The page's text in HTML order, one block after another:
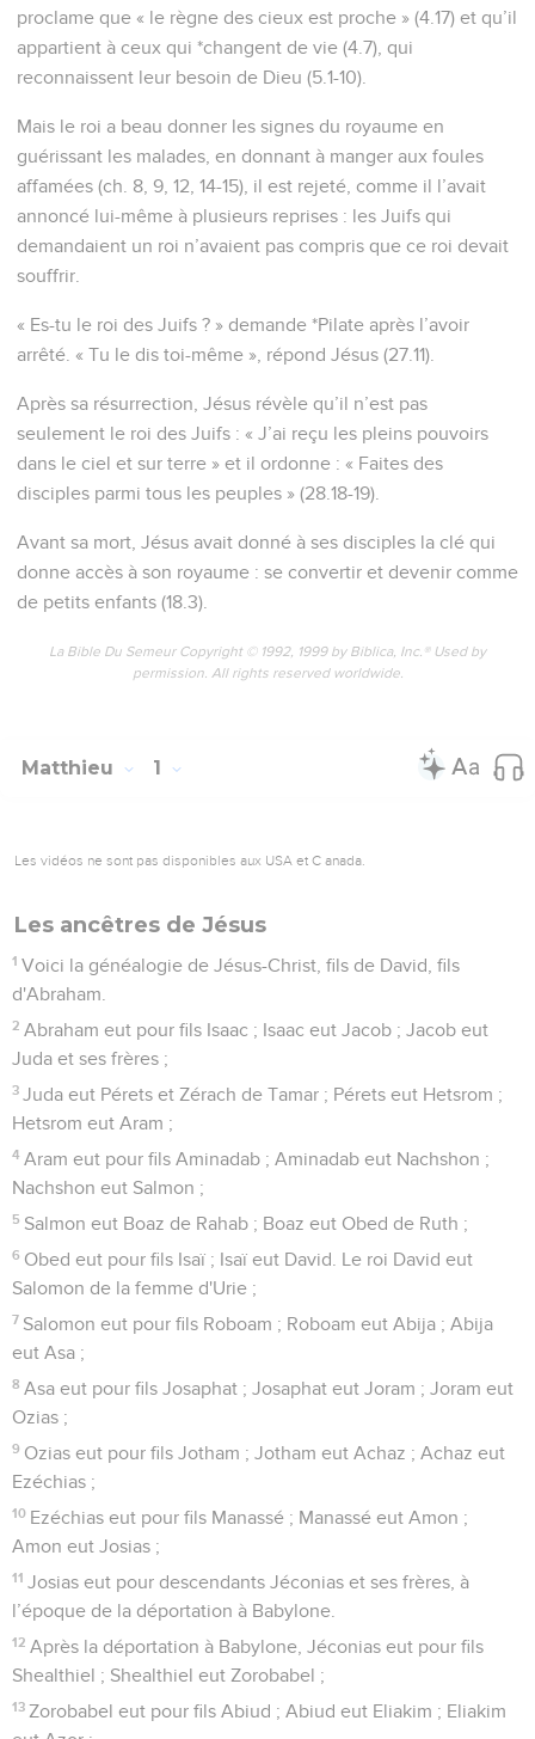
proclame que « le règne des cieux est proche » (4.17) et qu’il
appartient à ceux qui *changent de vie (4.7), qui
reconnaissent leur besoin de Dieu (5.1-10).
Mais le roi a beau donner les signes du royaume en
guérissant les malades, en donnant à manger aux foules
affamées (ch. 8, 9, 12, 14-15), il est rejeté, comme il l’avait
annoncé lui-même à plusieurs reprises : les Juifs qui
demandaient un roi n’avaient pas compris que ce roi devait
souffrir.
« Es-tu le roi des Juifs ? » demande *Pilate après l’avoir
arrêté. « Tu le dis toi-même », répond Jésus (27.11).
Après sa résurrection, Jésus révèle qu’il n’est pas
seulement le roi des Juifs : « J’ai reçu les pleins pouvoirs
dans le ciel et sur terre » et il ordonne : « Faites des
disciples parmi tous les peuples » (28.18-19).
Avant sa mort, Jésus avait donné à ses disciples la clé qui
donne accès à son royaume : se convertir et devenir comme
de petits enfants (18.3).
La Bible Du Semeur Copyright © 1992, 1999 by Biblica, Inc.® Used by
permission. All rights reserved worldwide.
Matthieu 1
Les vidéos ne sont pas disponibles aux USA et C anada.
Les ancêtres de Jésus
1 Voici la généalogie de Jésus-Christ, fils de David, fils
d'Abraham.
2 Abraham eut pour fils Isaac ; Isaac eut Jacob ; Jacob eut
Juda et ses frères ;
3 Juda eut Pérets et Zérach de Tamar ; Pérets eut Hetsrom ;
Hetsrom eut Aram ;
4 Aram eut pour fils Aminadab ; Aminadab eut Nachshon ;
Nachshon eut Salmon ;
5 Salmon eut Boaz de Rahab ; Boaz eut Obed de Ruth ;
6 Obed eut pour fils Isaï ; Isaï eut David. Le roi David eut
Salomon de la femme d'Urie ;
7 Salomon eut pour fils Roboam ; Roboam eut Abija ; Abija
eut Asa ;
8 Asa eut pour fils Josaphat ; Josaphat eut Joram ; Joram eut
Ozias ;
9 Ozias eut pour fils Jotham ; Jotham eut Achaz ; Achaz eut
Ezéchias ;
10 Ezéchias eut pour fils Manassé ; Manassé eut Amon ;
Amon eut Josias ;
11 Josias eut pour descendants Jéconias et ses frères, à
l’époque de la déportation à Babylone.
12 Après la déportation à Babylone, Jéconias eut pour fils
Shealthiel ; Shealthiel eut Zorobabel ;
13 Zorobabel eut pour fils Abiud ; Abiud eut Eliakim ; Eliakim